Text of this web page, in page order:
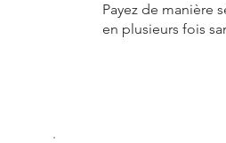
Payez de manière
en plusieurs fois